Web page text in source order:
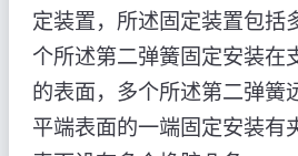
定装置，所述固定装置包括
个所述第二弹簧固定安装在
的表面，多个所述第二弹簧
平端表面的一端固定安装有